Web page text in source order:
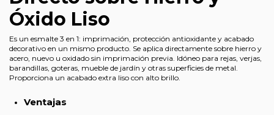
Óxido Liso
Es un esmalte 3 en 1: imprimación, protección antioxidante y acabado
decorativo en un mismo producto. Se aplica directamente sobre hierro y
acero, nuevo u oxidado sin imprimación previa. Idóneo para rejas, verjas,
barandillas, goteras, mueble de jardín y otras superficies de metal.
Proporciona un acabado extra liso con alto brillo.
Ventajas